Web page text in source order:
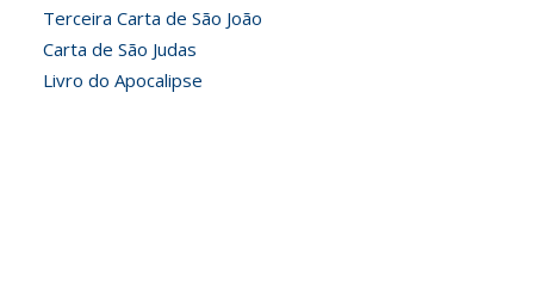
Terceira Carta de São João
Carta de São Judas
Livro do Apocalipse